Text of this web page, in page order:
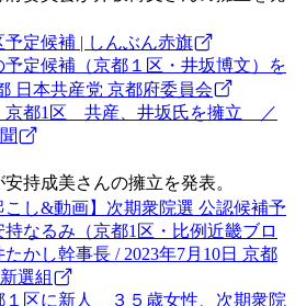
定候補 | しんぶん赤旗
予定候補（京都１区・井坂博文）を
日本共産党 京都府委員会
都1区 共産、井坂氏を擁立 ／
安持成美さんの擁立を発表。
こし&動画】次期衆院選 公認候補予
なるみ（京都1区・比例近畿ブロ
かし幹事長 / 2023年7月10日 京都
選組
１区に新人 ３５歳女性、次期衆院